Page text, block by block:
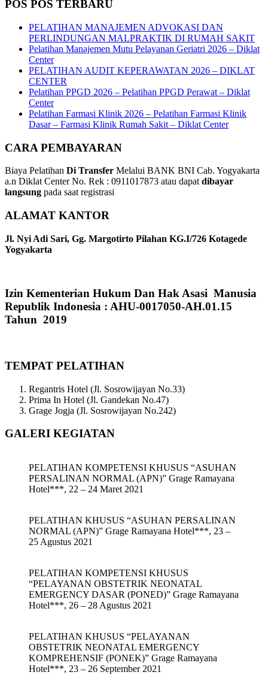
POS POS TERBARU
PELATIHAN MANAJEMEN ADVOKASI DAN
PERLINDUNGAN MALPRAKTIK DI RUMAH SAKIT
Pelatihan Manajemen Mutu Pelayanan Geriatri 2026 – Diklat
Center
PELATIHAN AUDIT KEPERAWATAN 2026 – DIKLAT
CENTER
Pelatihan PPGD 2026 – Pelatihan PPGD Perawat – Diklat
Center
Pelatihan Farmasi Klinik 2026 – Pelatihan Farmasi Klinik
Dasar – Farmasi Klinik Rumah Sakit – Diklat Center
CARA PEMBAYARAN
Biaya Pelatihan Di Transfer Melalui BANK BNI Cab. Yogyakarta
a.n Diklat Center No. Rek : 0911017873 atau dapatdibayar
langsung pada saat registrasi
ALAMAT KANTOR
Jl. Nyi Adi Sari, Gg. Margotirto Pilahan KG.I/726 Kotagede
Yogyakarta
Izin Kementerian Hukum Dan Hak Asasi Manusia
Republik Indonesia : AHU-0017050-AH.01.15
Tahun 2019
TEMPAT PELATIHAN
Regantris Hotel (Jl. Sosrowijayan No.33)
Prima In Hotel (Jl. Gandekan No.47)
Grage Jogja (Jl. Sosrowijayan No.242)
GALERI KEGIATAN
PELATIHAN KOMPETENSI KHUSUS “ASUHAN
PERSALINAN NORMAL (APN)” Grage Ramayana
Hotel***, 22 – 24 Maret 2021
PELATIHAN KHUSUS “ASUHAN PERSALINAN
NORMAL (APN)” Grage Ramayana Hotel***, 23 –
25 Agustus 2021
PELATIHAN KOMPETENSI KHUSUS
“PELAYANAN OBSTETRIK NEONATAL
EMERGENCY DASAR (PONED)” Grage Ramayana
Hotel***, 26 – 28 Agustus 2021
PELATIHAN KHUSUS “PELAYANAN
OBSTETRIK NEONATAL EMERGENCY
KOMPREHENSIF (PONEK)” Grage Ramayana
Hotel***, 23 – 26 September 2021